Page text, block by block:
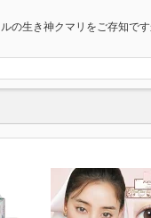
の生き神クマリをご存知です